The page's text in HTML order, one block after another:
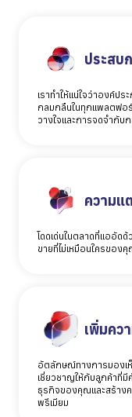
ประสบ
เราทำให้แน่ใจว่าองค์ป
กลมกลืนในทุกแพลตฟอ
วางใจและการจดจำกับ
ความแ
โดดเด่นในตลาดที่แออัด
ขายที่ไม่เหมือนใครของ
เพิ่มคว
อัตลักษณ์ทางการมองเ
เชี่ยวชาญให้กับลูกค้าที่
ธุรกิจของคุณและสร้าง
พรีเมียม